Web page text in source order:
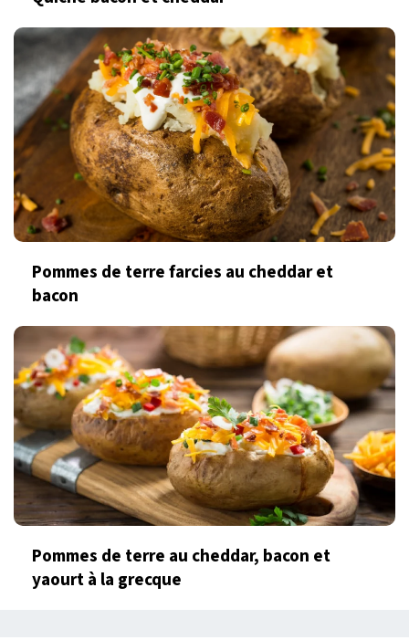
Pommes de terre farcies au cheddar et
bacon
Pommes de terre au cheddar, bacon et
yaourt à la grecque